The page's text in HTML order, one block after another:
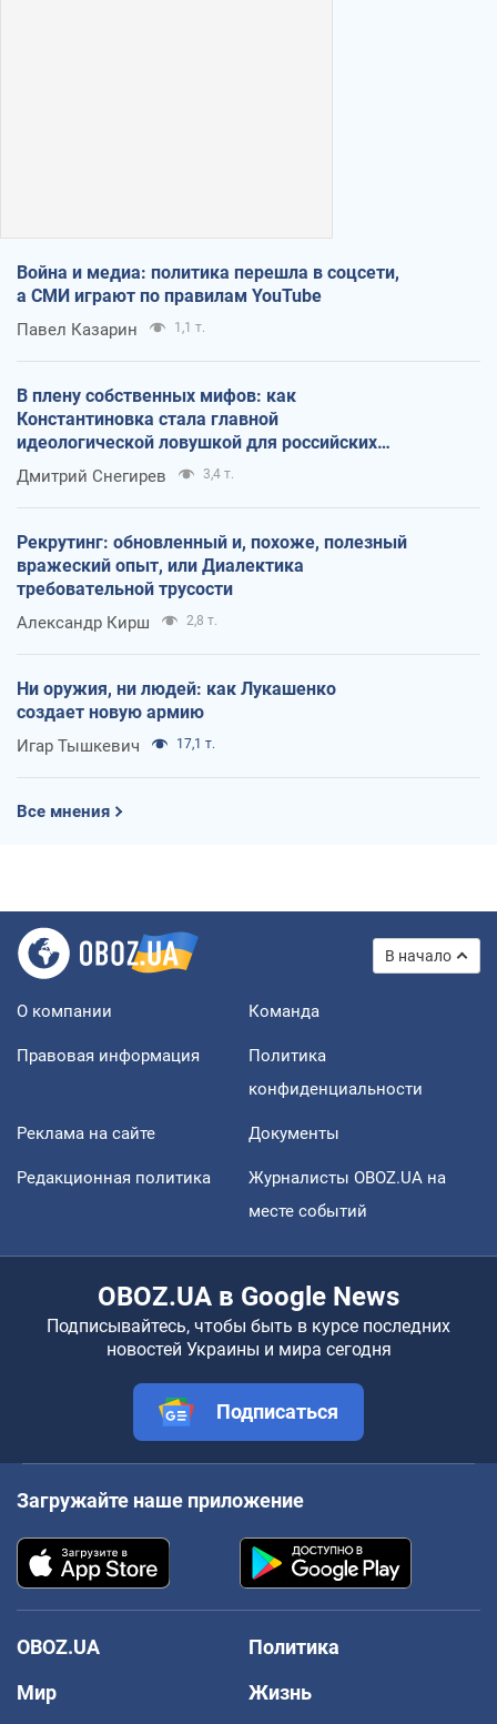
Война и медиа: политика перешла в соцсети,
а СМИ играют по правилам YouTube
Павел Казарин 1,1 т.
В плену собственных мифов: как
Константиновка стала главной
идеологической ловушкой для российских
оккупантов
Дмитрий Снегирев 3,4 т.
Рекрутинг: обновленный и, похоже, полезный
вражеский опыт, или Диалектика
требовательной трусости
Александр Кирш 2,8 т.
Ни оружия, ни людей: как Лукашенко
создает новую армию
Игар Тышкевич 17,1 т.
Все мнения
В начало
О компании Команда
Правовая информация
Политика
конфиденциальности
Реклама на сайте Документы
Редакционная политика
Журналисты OBOZ.UA на
месте событий
OBOZ.UA в Google News
Подписывайтесь, чтобы быть в курсе последних
новостей Украины и мира сегодня
Подписаться
Загружайте наше приложение
OBOZ.UA
Политика
Мир
Жизнь